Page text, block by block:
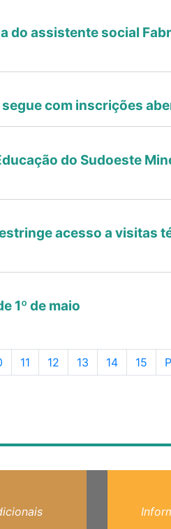
do assistente social
segue com inscrições
do Sudoeste
acesso a visitas
1º de maio
navigation
Página
11 Página
12 Página
13 Página
14 Página
15